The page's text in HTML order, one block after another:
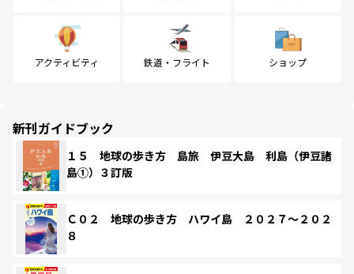
アクティビティ 鉄道・フライト ショップ
新刊ガイドブック
１５ 地球の歩き方 島旅 伊豆大島 利島（伊豆諸
島①）３訂版
Ｃ０２ 地球の歩き方 ハワイ島 ２０２７～２０２
８